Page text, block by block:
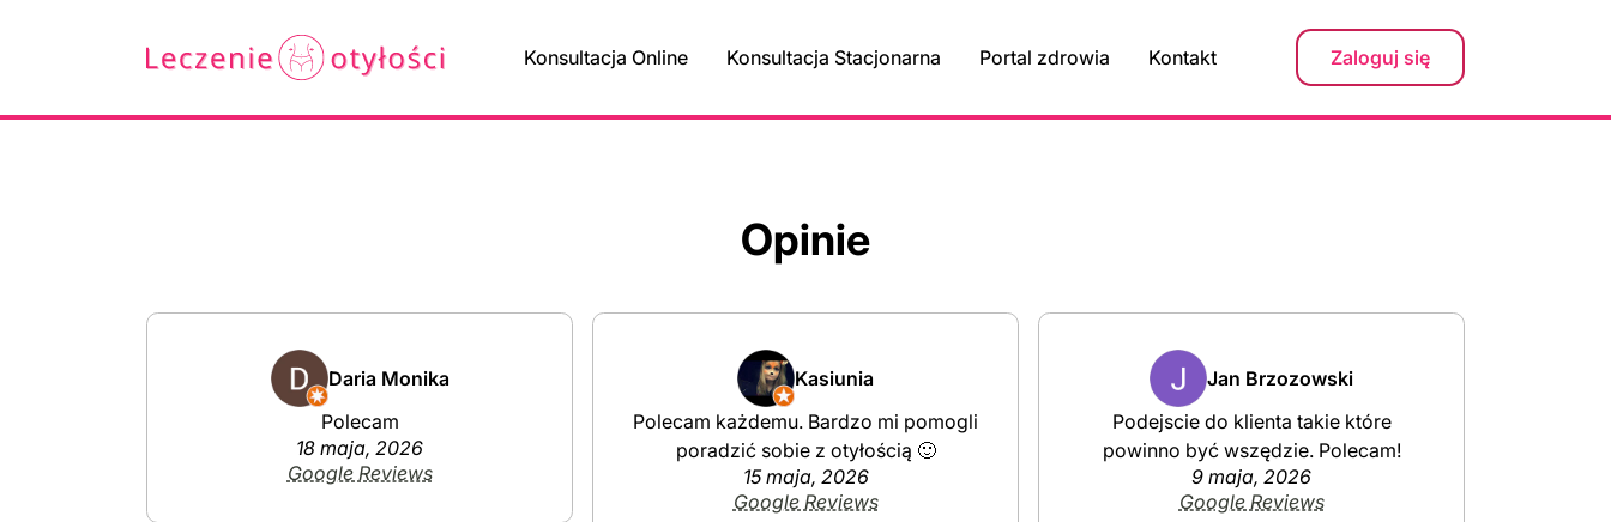
Konsultacja Online Konsultacja Stacjonarna Portal zdrowia Kontakt Zaloguj się
Opinie
Daria Monika
Polecam
18 maja, 2026
Google Reviews
Kasiunia
Polecam każdemu. Bardzo mi pomogli
poradzić sobie z otyłością 🙂
15 maja, 2026
Google Reviews
Jan Brzozowski
Podejscie do klienta takie które
powinno być wszędzie. Polecam!
9 maja, 2026
Google Reviews